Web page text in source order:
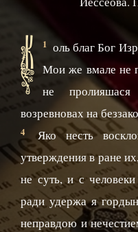
1
К оль благ Бог
Мои же вмале не
не
возревновах на
4
Яко несть
утверждения в ране
не суть, и с
ради удержа я
неправдою и